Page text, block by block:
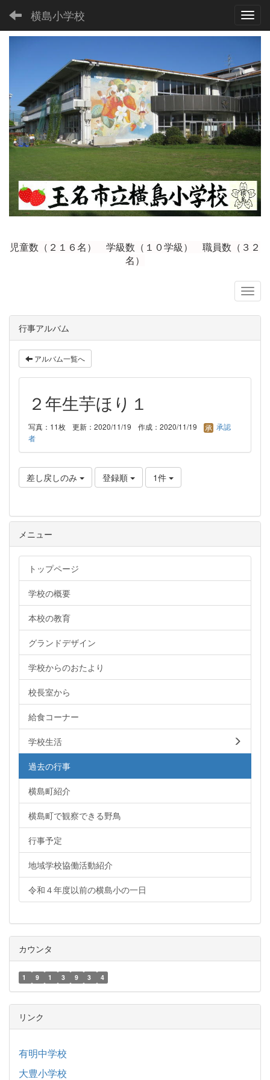
横島小学校
児童数（２１６名） 学級数（１０学級） 職員数（３２
名）
行事アルバム
アルバム一覧へ
２年生芋ほり１
写真：11枚 更新：2020/11/19 作成：2020/11/19
承認
者
差し戻しのみ 登録順 1件
メニュー
トップページ
学校の概要
本校の教育
グランドデザイン
学校からのおたより
校長室から
給食コーナー
学校生活
過去の行事
横島町紹介
横島町で観察できる野鳥
行事予定
地域学校協働活動紹介
令和４年度以前の横島小の一日
カウンタ
1 9 1 3 9 3 4
リンク
有明中学校
大豊小学校